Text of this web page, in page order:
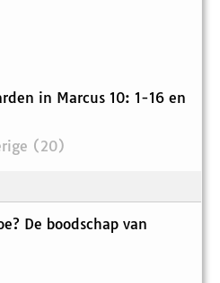
in Marcus 10: 1-16 en
(20)
De boodschap van